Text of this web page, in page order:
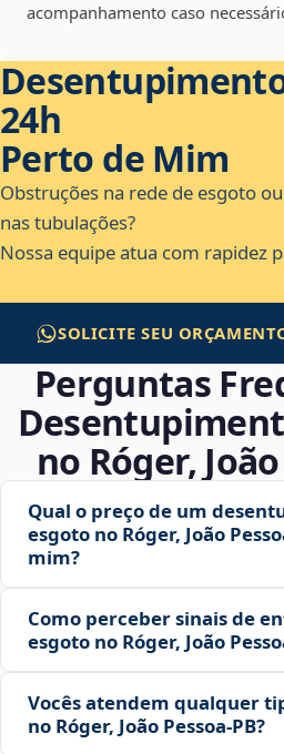
acompanhamento caso
24h
Perto de Mim
Obstruções na rede de esgoto
nas tubulações?
Nossa equipe atua com rapidez
SOLICITE SEU
Perguntas
no Róger,
Qual o preço de um
esgoto no Róger, João
mim?
Como perceber sinais de
esgoto no Róger, João
Vocês atendem qualquer
no Róger, João Pessoa‑PB?